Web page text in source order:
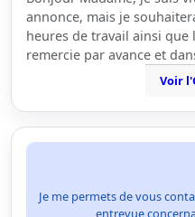
annonce, mais je
heures de travail ainsi que
remercie par avance et
Voir
Je me permets de vous
entrevue